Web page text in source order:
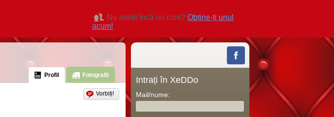
Nu aveții încă un cont? Obține-ți unul
acum!
Profil Fotografii
Vorbiți!
Intrați în XeDDo
Mail/nume: